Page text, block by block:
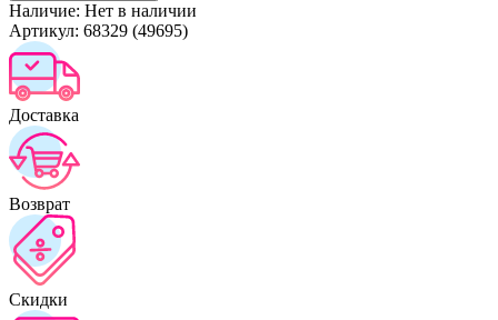
Наличие: Нет в наличии
Артикул: 68329 (49695)
Доставка
Возврат
Скидки